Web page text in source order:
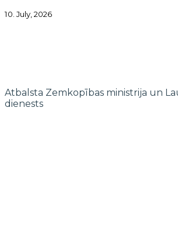
10. July, 2026
Atbalsta Zemkopības ministrija un
dienests